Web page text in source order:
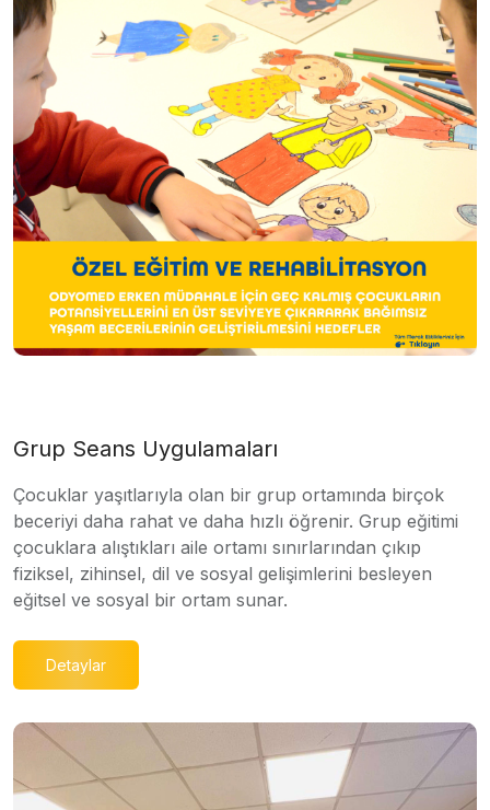
Grup Seans Uygulamaları
Çocuklar yaşıtlarıyla olan bir grup ortamında birçok
beceriyi daha rahat ve daha hızlı öğrenir. Grup eğitimi
çocuklara alıştıkları aile ortamı sınırlarından çıkıp
fiziksel, zihinsel, dil ve sosyal gelişimlerini besleyen
eğitsel ve sosyal bir ortam sunar.
Detaylar